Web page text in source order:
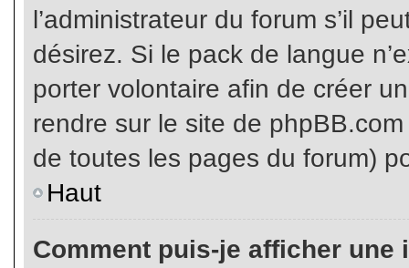
l’administrateur du forum s’il
désirez. Si le pack de langue
porter volontaire afin de créer
rendre sur le site de
de toutes les pages du forum)
Haut
Comment puis-je afficher une